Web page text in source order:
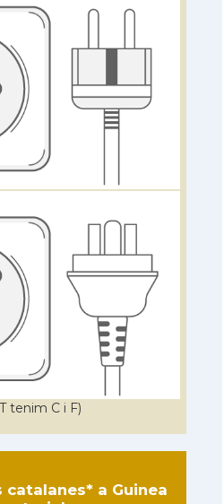
tenim C i F)
a Guinea